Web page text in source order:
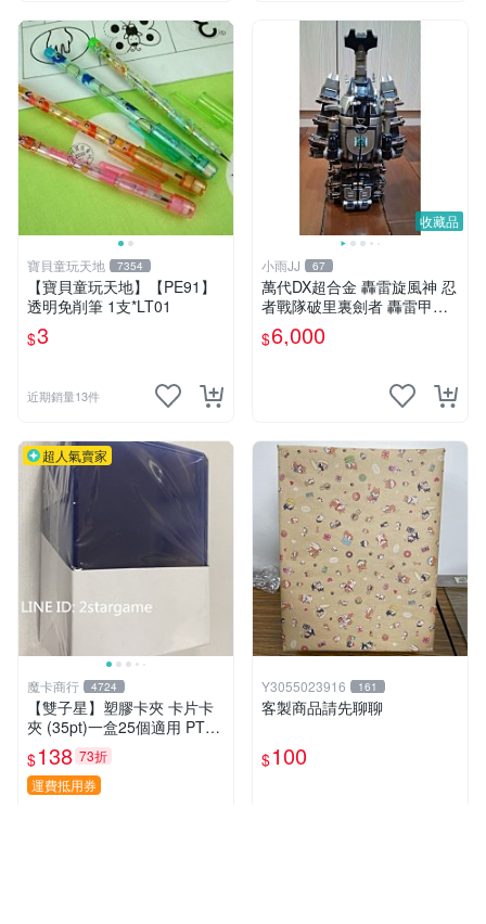
寶貝童玩天地 7354
【寶貝童玩天地】【PE91】
透明免削筆 1支*LT01
$3
近期銷量13件
收藏品
小雨JJ 67
萬代DX超合金 轟雷旋風神 忍
者戰隊破里裏劍者 轟雷甲蟲
轟雷鍬形蟲 絕版稀有老物收
藏品
$6,000
超人氣賣家
魔卡商行 4724
【雙子星】塑膠卡夾 卡片卡
夾 (35pt)一盒25個適用 PTC
G 寶可夢 遊戲王 界線超越典
藏包 忍者飛旋
$138 73折
運費抵用券
Y3055023916 161
客製商品請先聊聊
$100